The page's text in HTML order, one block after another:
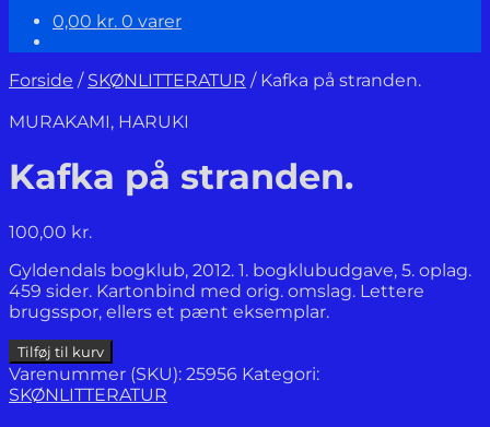
0,00 kr. 0 varer
Forside / SKØNLITTERATUR / Kafka på stranden.
MURAKAMI, HARUKI
Kafka på stranden.
100,00 kr.
Gyldendals bogklub, 2012. 1. bogklubudgave, 5. oplag.
459 sider. Kartonbind med orig. omslag. Lettere
brugsspor, ellers et pænt eksemplar.
Kafka på
stranden.
antal
Tilføj til kurv
Varenummer (SKU): 25956 Kategori:
SKØNLITTERATUR